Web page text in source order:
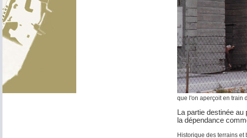
que l'on aperçoit en train
La partie destinée
la dépendance
Historique des terrains et